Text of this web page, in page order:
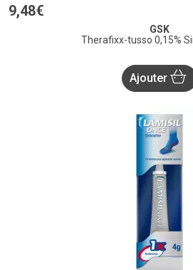
9,48€
GSK
Therafixx-tusso 0,15%
Ajouter